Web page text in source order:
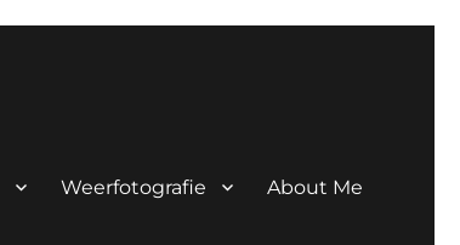
Weerfotografie About Me